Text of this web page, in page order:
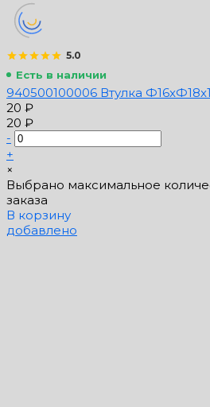
5.0
Есть в наличии
940500100006 Втулка
20 ₽
20 ₽
-
+
×
Выбрано максимальное
заказа
В корзину
добавлено